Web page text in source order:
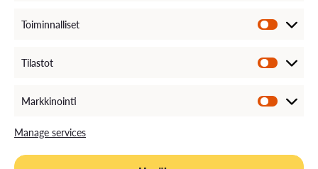
Toiminnalliset
Tilastot
Markkinointi
Manage services